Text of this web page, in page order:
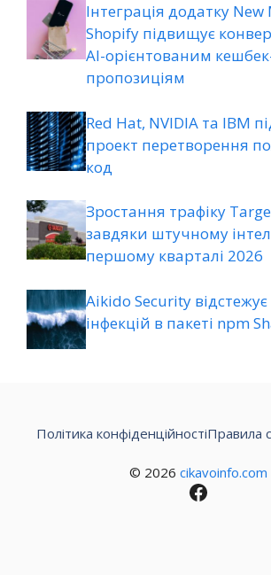
Інтеграція додатку
Shopify підвищує
AI-орієнтованим
пропозиціям
Red Hat, NVIDIA та IBM
проект перетворення
код
Зростання трафіку
завдяки штучному
першому кварталі 2026
Aikido Security
інфекцій в пакеті npm
© 2026 cikavoinfo.com
Політика конфіденційностіПравила
Facebook